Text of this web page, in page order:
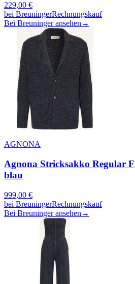
229,00 €
bei BreuningerRechnungskauf
Bei Breuninger ansehen→
AGNONA
Agnona Stricksakko Regular
blau
999,00 €
bei BreuningerRechnungskauf
Bei Breuninger ansehen →